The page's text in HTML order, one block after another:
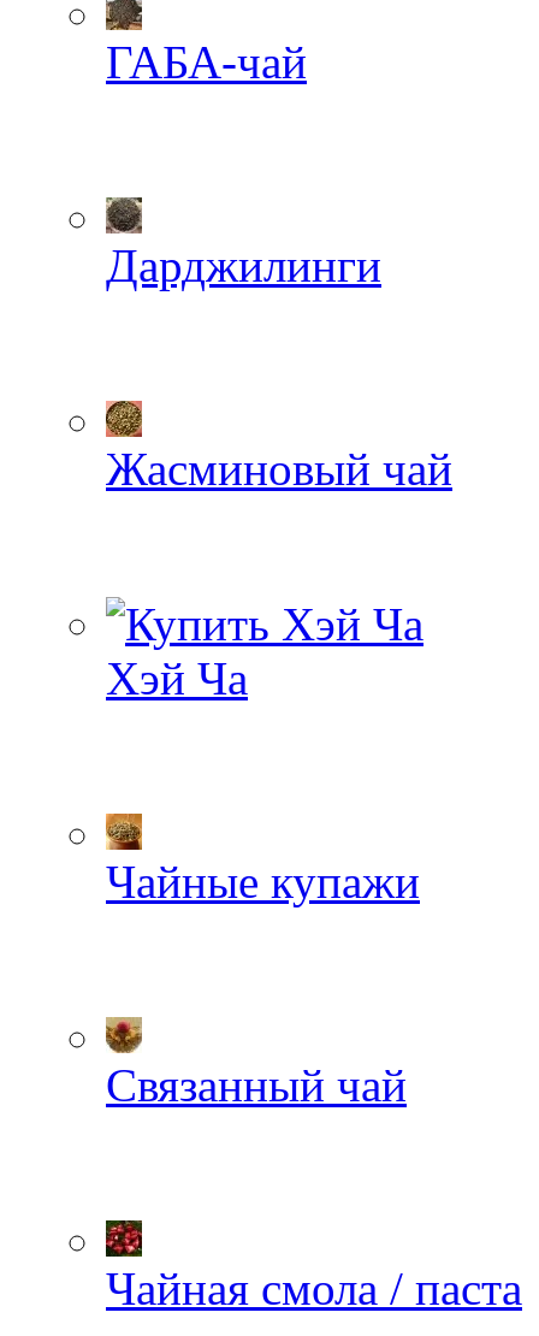
ГАБА-чай
Дарджилинги
Жасминовый чай
Хэй Ча
Чайные купажи
Связанный чай
Чайная смола / паста